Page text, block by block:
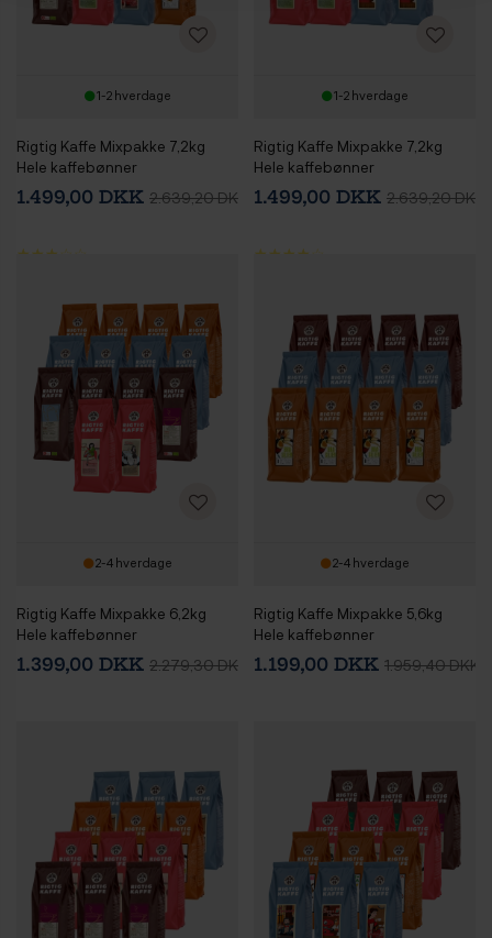
1-2 hverdage
Rigtig Kaffe Mixpakke 7,2kg
Hele kaffebønner
1.499,00 DKK 2.639,20 DKK
1-2 hverdage
Rigtig Kaffe Mixpakke 7,2kg
Hele kaffebønner
1.499,00 DKK 2.639,20 DKK
2-4 hverdage
Rigtig Kaffe Mixpakke 6,2kg
Hele kaffebønner
1.399,00 DKK 2.279,30 DKK
2-4 hverdage
Rigtig Kaffe Mixpakke 5,6kg
Hele kaffebønner
1.199,00 DKK 1.959,40 DKK